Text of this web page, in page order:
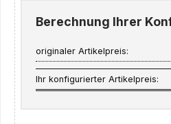
Berechnung Ihrer
originaler Artikelpreis:
Ihr konfigurierter Artikelpreis: